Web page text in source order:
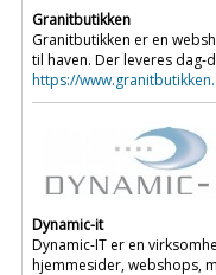
Granitbutikken
Granitbutikken er en
til haven. Der leveres dag-
https://
Dynamic-it
Dynamic-IT er en
hjemmesider, webshops,